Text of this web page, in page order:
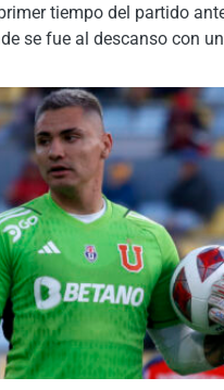
tiempo del partido
se fue al descanso con